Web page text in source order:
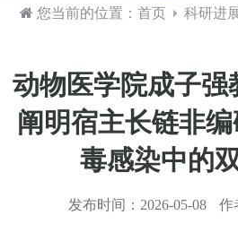
您当前的位置： 首页 科研进
动物医学院成子强
阐明宿主长链非
毒感染中的
发布时间： 2026-05-08 作